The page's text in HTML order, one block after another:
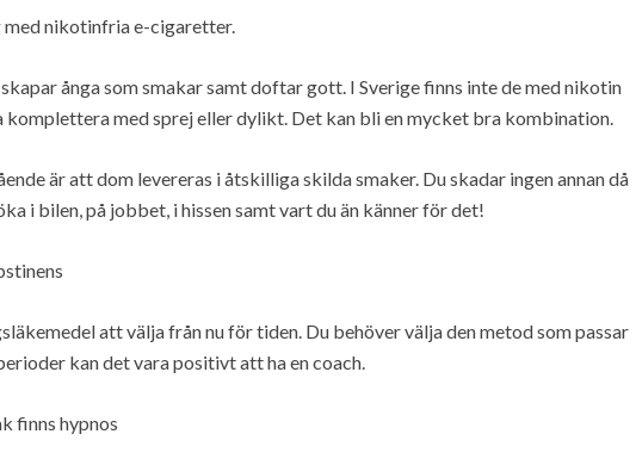
med nikotinfria e-cigaretter.
ånga som smakar samt doftar gott. I Sverige finns inte de med nikotin
komplettera med sprej eller dylikt. Det kan bli en mycket bra kombination.
är att dom levereras i åtskilliga skilda smaker. Du skadar ingen annan då
i bilen, på jobbet, i hissen samt vart du än känner för det!
att välja från nu för tiden. Du behöver välja den metod som passar
kan det vara positivt att ha en coach.
finns hypnos